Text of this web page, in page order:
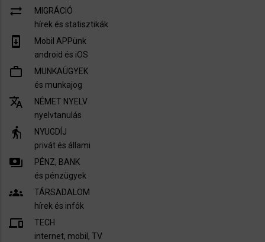
sync_alt
MIGRÁCIÓ
hírek és statisztikák
system_update
Mobil APPünk
android és iOS
work_outline
MUNKAÜGYEK
és munkajog
translate
NÉMET NYELV
nyelvtanulás
elderly
NYUGDÍJ
privát és állami
payments
PÉNZ, BANK
és pénzügyek
groups
TÁRSADALOM
hírek és infók
devices
TECH
internet, mobil, TV​